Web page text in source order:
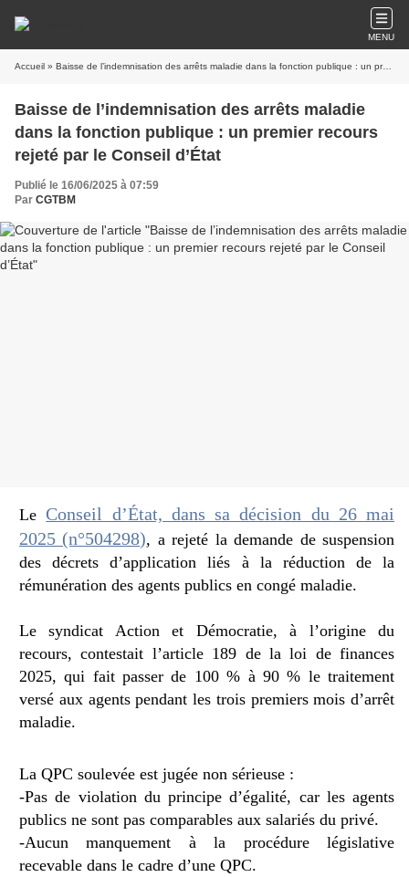
MENU
Accueil » Baisse de l’indemnisation des arrêts maladie dans la fonction publique : un premier recours rejeté par le Conseil d’État
Baisse de l’indemnisation des arrêts maladie
dans la fonction publique : un premier recours
rejeté par le Conseil d’État
Publié le 16/06/2025 à 07:59
Par CGTBM
Le Conseil d’État, dans sa décision du 26 mai
2025 (n°504298), a rejeté la demande de suspension
des décrets d’application liés à la réduction de la
rémunération des agents publics en congé maladie.
Le syndicat Action et Démocratie, à l’origine du
recours, contestait l’article 189 de la loi de finances
2025, qui fait passer de 100 % à 90 % le traitement
versé aux agents pendant les trois premiers mois d’arrêt
maladie.
La QPC soulevée est jugée non sérieuse :
-Pas de violation du principe d’égalité, car les agents
publics ne sont pas comparables aux salariés du privé.
-Aucun manquement à la procédure législative
recevable dans le cadre d’une QPC.